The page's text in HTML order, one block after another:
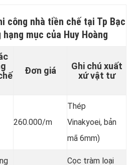
công nhà tiền chế tại Tp Bạc
mục của Huy Hoàng
Đơn giá
Ghi chú xuất
xứ vật tư
260.000/m
Thép
Vinakyoei, bản
mã 6mm)
Cọc tràm loại